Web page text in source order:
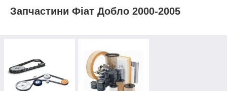
Запчастини Фіат Добло 2000-2005